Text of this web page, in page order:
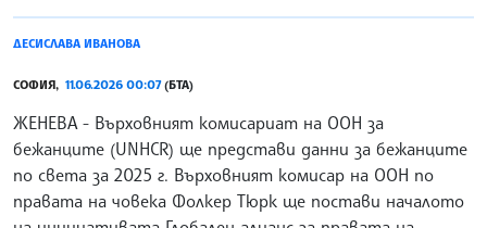
ДЕСИСЛАВА ИВАНОВА
СОФИЯ, 11.06.2026 00:07(БТА)
ЖЕНЕВА - Върховният комисариат на ООН за
бежанците (UNHCR) ще представи данни за бежанците
по света за 2025 г. Върховният комисар на ООН по
правата на човека Фолкер Тюрк ще постави началото